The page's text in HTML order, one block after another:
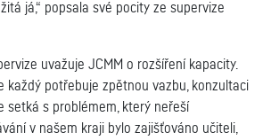
já,“ popsala své pocity ze supervize
uvažuje JCMM o rozšíření kapacity.
každý potřebuje zpětnou vazbu, konzultaci
setká s problémem, který neřeší
v našem kraji bylo zajišťováno učiteli,